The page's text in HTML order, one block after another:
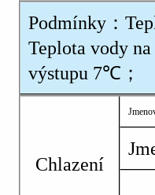
Podmínky：
Teplota vody
výstupu 7℃；
Chlazení